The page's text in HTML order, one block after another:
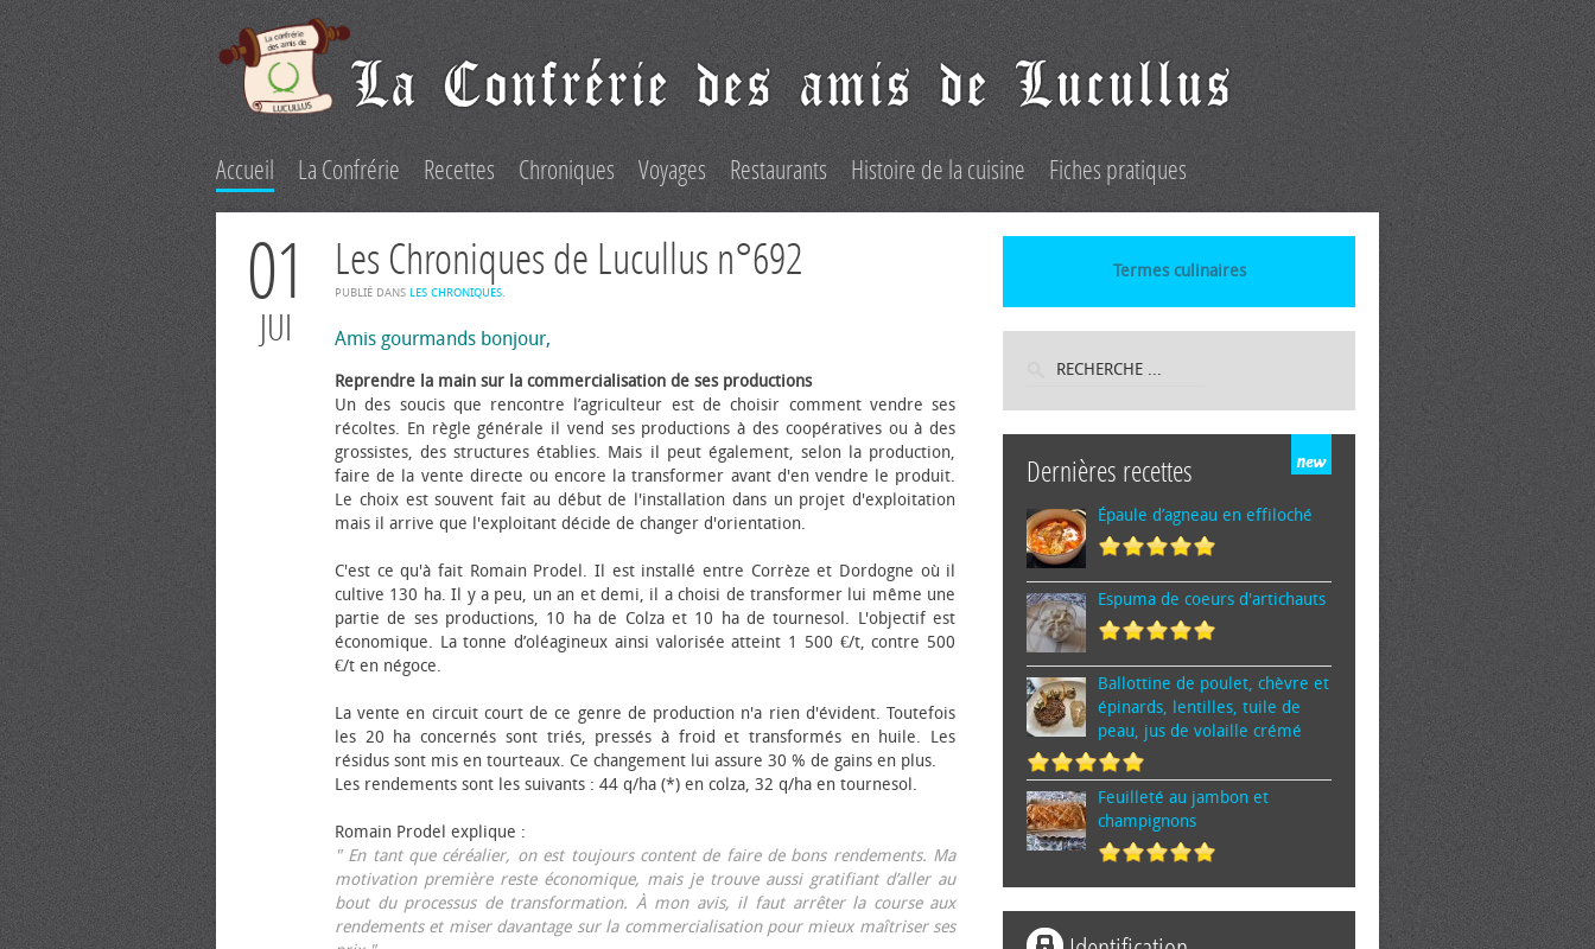
Accueil La Confrérie Recettes Chroniques Voyages Restaurants Histoire de la cuisine Fiches pratiques
01
JUI
Les Chroniques de Lucullus n°692
PUBLIÉ DANS LES CHRONIQUES.
Amis gourmands bonjour,
Reprendre la main sur la commercialisation de ses productions
Un des soucis que rencontre l’agriculteur est de choisir comment vendre ses
récoltes. En règle générale il vend ses productions à des coopératives ou à des
grossistes, des structures établies. Mais il peut également, selon la production,
faire de la vente directe ou encore la transformer avant d'en vendre le produit.
Le choix est souvent fait au début de l'installation dans un projet d'exploitation
mais il arrive que l'exploitant décide de changer d'orientation.
C'est ce qu'à fait Romain Prodel. Il est installé entre Corrèze et Dordogne où il
cultive 130 ha. Il y a peu, un an et demi, il a choisi de transformer lui même une
partie de ses productions, 10 ha de Colza et 10 ha de tournesol. L'objectif est
économique. La tonne d’oléagineux ainsi valorisée atteint 1 500 €/t, contre 500
€/t en négoce.
La vente en circuit court de ce genre de production n'a rien d'évident. Toutefois
les 20 ha concernés sont triés, pressés à froid et transformés en huile. Les
résidus sont mis en tourteaux. Ce changement lui assure 30 % de gains en plus.
Les rendements sont les suivants : 44 q/ha (*) en colza, 32 q/ha en tournesol.
Romain Prodel explique :
" En tant que céréalier, on est toujours content de faire de bons rendements. Ma
motivation première reste économique, mais je trouve aussi gratifiant d’aller au
bout du processus de transformation. À mon avis, il faut arrêter la course aux
rendements et miser davantage sur la commercialisation pour mieux maîtriser ses
Termes culinaires
Dernières recettes
Épaule d’agneau en effiloché
Espuma de cœurs d'artichauts
Ballottine de poulet, chèvre et
épinards, lentilles, tuile de
peau, jus de volaille crémé
Feuilleté au jambon et
champignons